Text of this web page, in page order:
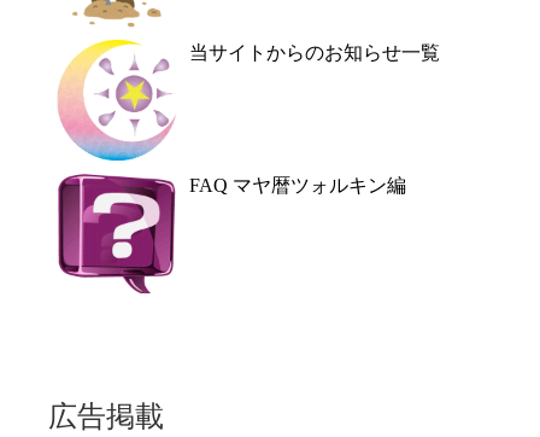
当サイトからのお知らせ一覧
FAQ マヤ暦ツォルキン編
広告掲載